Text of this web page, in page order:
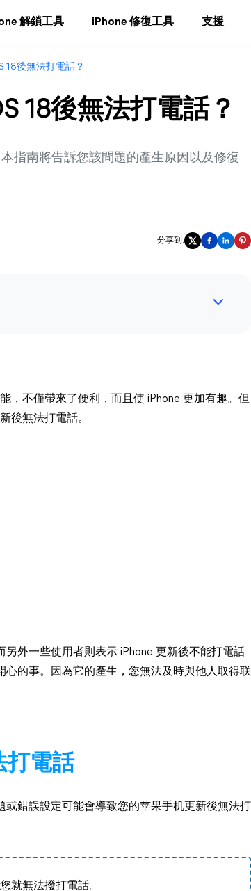
解鎖工具 iPhone 修復工具 支援
18後無法打電話？
18後無法打電話？
指南將告訴您該問題的產生原因以及修復
分享到:
，不僅帶來了便利，而且使 iPhone 更加有趣。但
後無法打電話。
外一些使用者則表示 iPhone 更新後不能打電話
的事。因為它的產生，您無法及時與他人取得联
打電話
錯誤設定可能會導致您的苹果手机更新後無法打
就無法撥打電話。